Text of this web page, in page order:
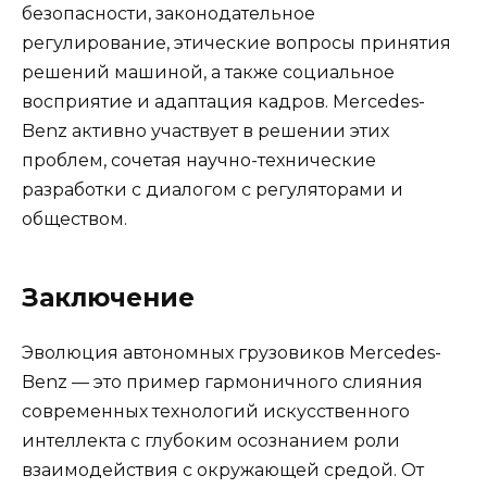
безопасности, законодательное
регулирование, этические вопросы принятия
решений машиной, а также социальное
восприятие и адаптация кадров. Mercedes-
Benz активно участвует в решении этих
проблем, сочетая научно-технические
разработки с диалогом с регуляторами и
обществом.
Заключение
Эволюция автономных грузовиков Mercedes-
Benz — это пример гармоничного слияния
современных технологий искусственного
интеллекта с глубоким осознанием роли
взаимодействия с окружающей средой. От